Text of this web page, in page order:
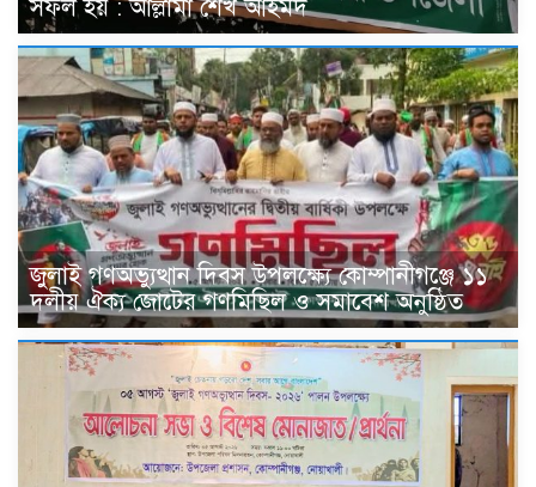
সফল হয় : আল্লামা শেখ আহমদ
জুলাই গণঅভ্যুত্থান দিবস উপলক্ষ্যে কোম্পানীগঞ্জে ১১
দলীয় ঐক্য জোটের গণমিছিল ও সমাবেশ অনুষ্ঠিত